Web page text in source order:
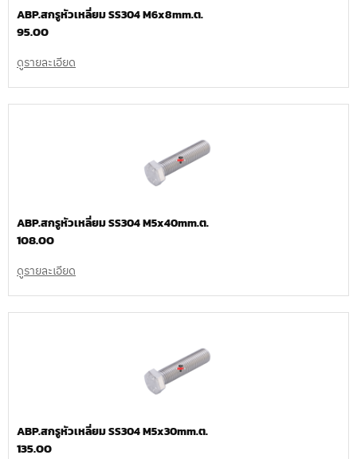
ABP.สกรูหัวเหลี่ยม SS304 M6x8mm.ต.
95.00
ดูรายละเอียด
ABP.สกรูหัวเหลี่ยม SS304 M5x40mm.ต.
108.00
ดูรายละเอียด
ABP.สกรูหัวเหลี่ยม SS304 M5x30mm.ต.
135.00